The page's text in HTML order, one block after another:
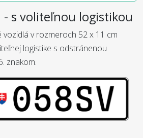
- s voliteľnou logistikou
v rozmeroch 52 x 11 cm
logistike s odstránenou
znakom.